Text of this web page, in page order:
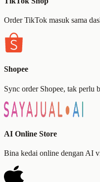
Order TikTok masuk sama
Shopee
Sync order Shopee, tak perlu
AI Online Store
Bina kedai online dengan AI